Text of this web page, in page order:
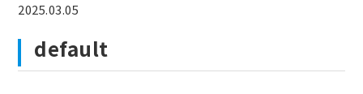
2025.03.05
default